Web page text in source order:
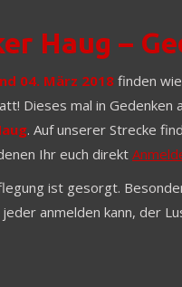
Haug –
04. März 2018 finden
Dieses mal in Gedenken
. Auf unserer Strecke
Ihr euch direkt
ist gesorgt.
anmelden kann, der